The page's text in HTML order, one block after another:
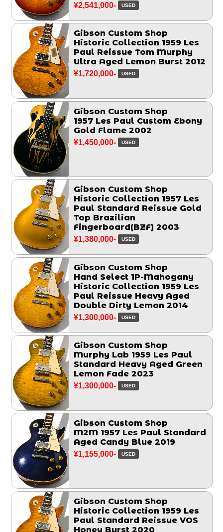
¥2,541,000- USED
Gibson Custom Shop
Historic Collection 1959 Les
Paul Reissue Tom Murphy
Ultra Aged Lemon Burst 2012
¥1,720,000- USED
Gibson Custom Shop
1957 Les Paul Custom Ebony
Gold Flame 2002
¥1,450,000- USED
Gibson Custom Shop
Historic Collection 1957 Les
Paul Standard Reissue Gold
Top Brazilian
Fingerboard(BZF) 2003
¥1,380,000- USED
Gibson Custom Shop
Hand Select 1P-Mahogany
Historic Collection 1959 Les
Paul Reissue Heavy Aged
Double Dirty Lemon 2014
¥1,300,000- USED
Gibson Custom Shop
Murphy Lab 1959 Les Paul
Standard Heavy Aged Green
Lemon Fade 2023
¥1,300,000- USED
Gibson Custom Shop
M2M 1957 Les Paul Standard
Aged Candy Blue 2019
¥1,155,000- USED
Gibson Custom Shop
Historic Collection 1959 Les
Paul Standard Reissue VOS
Honey Burst 2020